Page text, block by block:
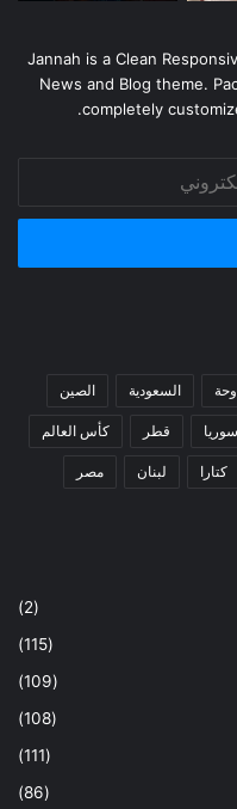
Jannah is a Clean
News and Blog theme.
completely
السعودية الصين
سوريا قطر كأس العالم
كتارا لبنان مصر
(2)
(115)
(109)
(108)
(111)
(86)